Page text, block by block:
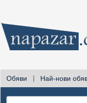
Обяви Най-нови